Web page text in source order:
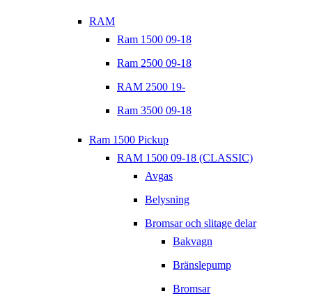
RAM
Ram 1500 09-18
Ram 2500 09-18
RAM 2500 19-
Ram 3500 09-18
Ram 1500 Pickup
RAM 1500 09-18 (CLASSIC)
Avgas
Belysning
Bromsar och slitage delar
Bakvagn
Bränslepump
Bromsar